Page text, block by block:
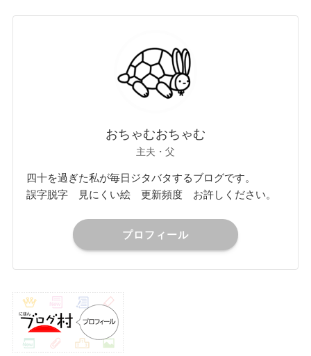
おちゃむおちゃむ
主夫・父
四十を過ぎた私が毎日ジタバタするブログです。
誤字脱字 見にくい絵 更新頻度 お許しください。
プロフィール